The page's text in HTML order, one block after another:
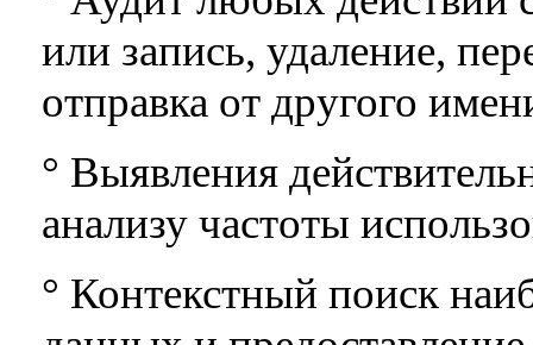
или запись, удаление,
отправка от другого
° Выявления
анализу частоты
° Контекстный поиск